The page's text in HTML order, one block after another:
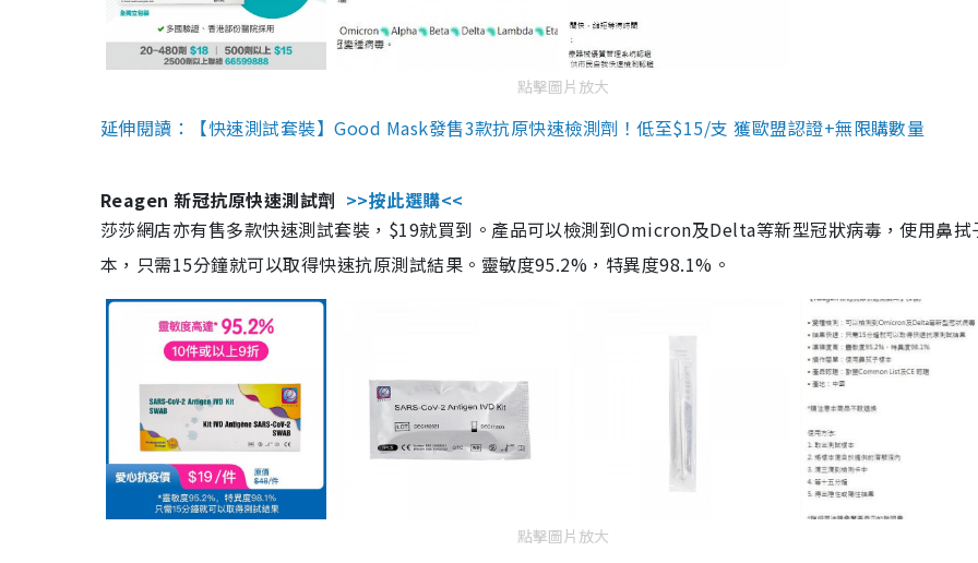
點擊圖片放大
延伸閱讀：【快速測試套裝】Good Mask發售3款抗原快速檢測劑！低至$15/支 獲歐盟認證+無限購數量
Reagen 新冠抗原快速測試劑 >>按此選購<<
莎莎網店亦有售多款快速測試套裝，$19就買到。產品可以檢測到Omicron及Delta等新型冠狀病毒，使用鼻拭
本，只需15分鐘就可以取得快速抗原測試結果。靈敏度95.2%，特異度98.1%。
點擊圖片放大